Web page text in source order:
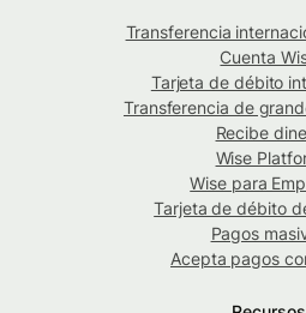
Transferencia
Cuenta
Tarjeta de débito
Transferencia de
Recibe
Wise
Wise para
Tarjeta de débito
Pagos
Acepta pagos